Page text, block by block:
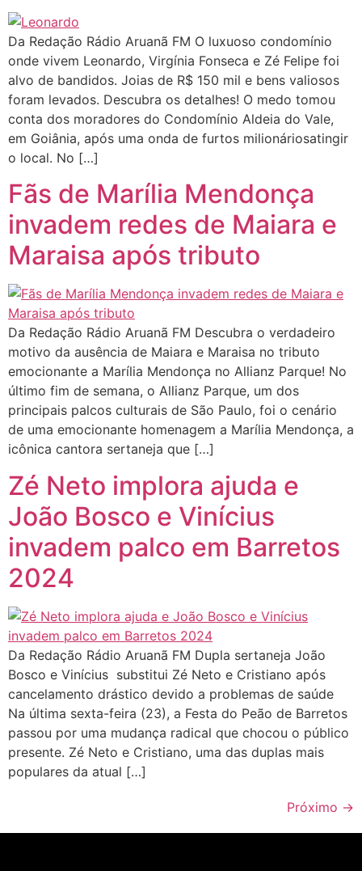
Da Redação Rádio Aruanã FM O luxuoso condomínio
onde vivem Leonardo, Virgínia Fonseca e Zé Felipe foi
alvo de bandidos. Joias de R$ 150 mil e bens valiosos
foram levados. Descubra os detalhes! O medo tomou
conta dos moradores do Condomínio Aldeia do Vale,
em Goiânia, após uma onda de furtos milionáriosatingir
o local. No […]
Fãs de Marília Mendonça
invadem redes de Maiara e
Maraisa após tributo
Da Redação Rádio Aruanã FM Descubra o verdadeiro
motivo da ausência de Maiara e Maraisa no tributo
emocionante a Marília Mendonça no Allianz Parque! No
último fim de semana, o Allianz Parque, um dos
principais palcos culturais de São Paulo, foi o cenário
de uma emocionante homenagem a Marília Mendonça, a
icônica cantora sertaneja que […]
Zé Neto implora ajuda e
João Bosco e Vinícius
invadem palco em Barretos
2024
Da Redação Rádio Aruanã FM Dupla sertaneja João
Bosco e Vinícius substitui Zé Neto e Cristiano após
cancelamento drástico devido a problemas de saúde
Na última sexta-feira (23), a Festa do Peão de Barretos
passou por uma mudança radical que chocou o público
presente. Zé Neto e Cristiano, uma das duplas mais
populares da atual […]
Próximo →